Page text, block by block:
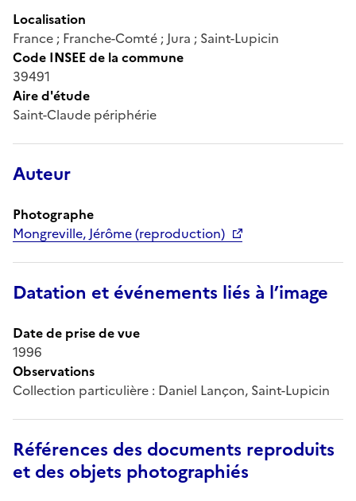
Localisation
France ; Franche-Comté ; Jura ; Saint-Lupicin
Code INSEE de la commune
39491
Aire d'étude
Saint-Claude périphérie
Auteur
Photographe
Mongreville, Jérôme (reproduction)
Datation et événements liés à l’image
Date de prise de vue
1996
Observations
Collection particulière : Daniel Lançon, Saint-Lupicin
Références des documents reproduits
et des objets photographiés